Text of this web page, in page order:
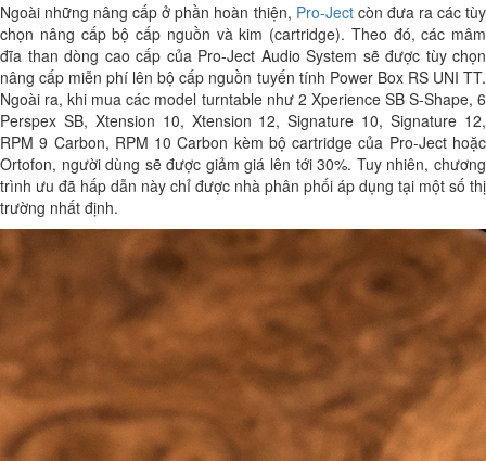
Ngoài những nâng cấp ở phần hoàn thiện, Pro-Jectcòn đưa ra các tùy
chọn nâng cấp bộ cấp nguồn và kim (cartridge). Theo đó, các mâm
đĩa than dòng cao cấp của Pro-Ject Audio System sẽ được tùy chọn
nâng cấp miễn phí lên bộ cấp nguồn tuyến tính Power Box RS UNI TT.
Ngoài ra, khi mua các model turntable như 2 Xperience SB S-Shape, 6
Perspex SB, Xtension 10, Xtension 12, Signature 10, Signature 12,
RPM 9 Carbon, RPM 10 Carbon kèm bộ cartridge của Pro-Ject hoặc
Ortofon, người dùng sẽ được giảm giá lên tới 30%. Tuy nhiên, chương
trình ưu đã hấp dẫn này chỉ được nhà phân phối áp dụng tại một số thị
trường nhất định.